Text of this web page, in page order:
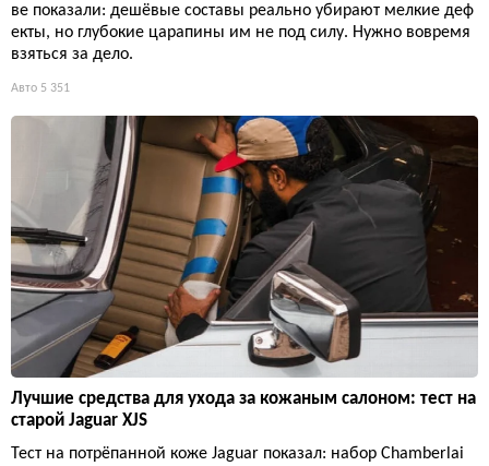
ве показали: дешёвые составы реально убирают мелкие деф
екты, но глубокие царапины им не под силу. Нужно вовремя
взяться за дело.
Авто 5 351
Лучшие средства для ухода за кожаным салоном: тест на
старой Jaguar XJS
Тест на потрёпанной коже Jaguar показал: набор Chamberlai